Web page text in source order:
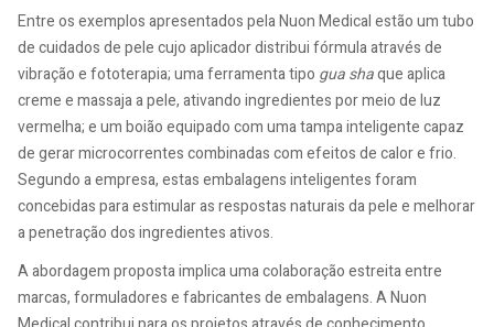
Entre os exemplos apresentados pela Nuon Medical estão um tubo
de cuidados de pele cujo aplicador distribui fórmula através de
vibração e fototerapia; uma ferramenta tipo gua shaque aplica
creme e massaja a pele, ativando ingredientes por meio de luz
vermelha; e um boião equipado com uma tampa inteligente capaz
de gerar microcorrentes combinadas com efeitos de calor e frio.
Segundo a empresa, estas embalagens inteligentes foram
concebidas para estimular as respostas naturais da pele e melhorar
a penetração dos ingredientes ativos.
A abordagem proposta implica uma colaboração estreita entre
marcas, formuladores e fabricantes de embalagens. A Nuon